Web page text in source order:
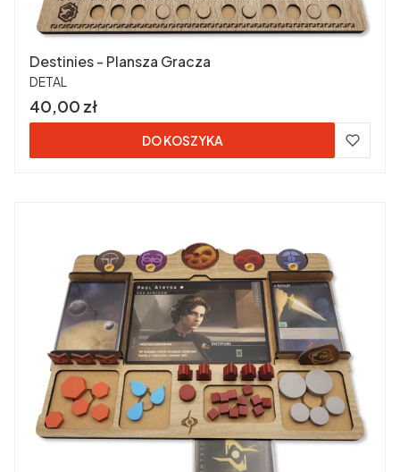
Destinies - Plansza Gracza
PRODUCENT
DETAL
Cena
40,00 zł
DO KOSZYKA